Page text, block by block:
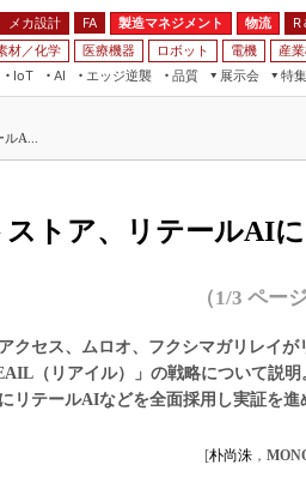
メカ設計 FA 製造マネジメント 物流 R
材／化学 医療機器 ロボット 電機 産
IoT
AI
エッジ逆襲 品質
展示会
FRONTIER
ク展
特集
フィールドサービス
Windows Embedded
モビリティ
A...
ストア、リテールAIに
（1/3 ページ
クセス、ムロオ、フクシマガリレイが
（リアイル）」の戦略について説明
リテールAIなどを全面採用し実証を進
[朴尚洙 ，